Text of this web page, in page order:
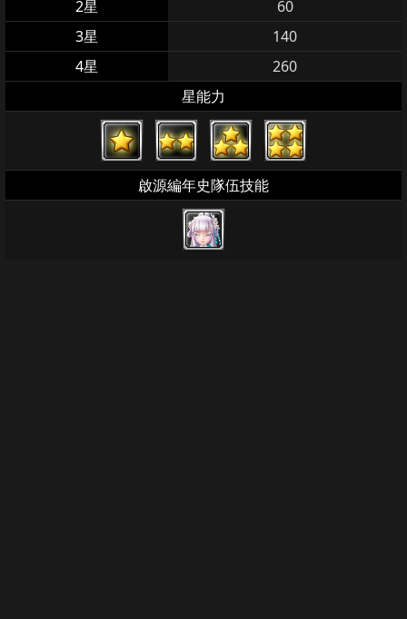
2星
60
3星
140
4星
260
星能力
啟源編年史隊伍技能